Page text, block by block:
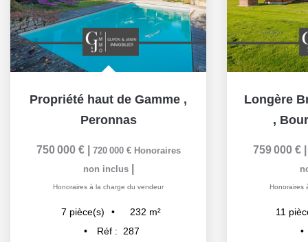
Propriété haut de Gamme ,
Peronnas
750 000 € 720 000 € Honoraires
non inclus
Honoraires à la charge du vendeur
7 pièce(s) 232 m²
Réf :
287
,
759 000 €
Honoraires
11